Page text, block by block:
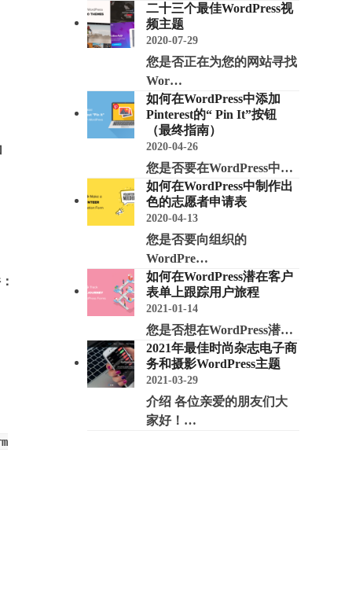
二十三个最佳WordPress视
频主题
2020-07-29
您是否正在为您的网站寻找
Wor…
如何在WordPress中添加
Pinterest的“ Pin It”按钮
（最终指南）
2020-04-26
您是否要在WordPress中…
如何在WordPress中制作出
色的志愿者申请表
2020-04-13
您是否要向组织的
WordPre…
如何在WordPress潜在客户
表单上跟踪用户旅程
2021-01-14
您是否想在WordPress潜…
2021年最佳时尚杂志电子商
务和摄影WordPress主题
2021-03-29
介绍 各位亲爱的朋友们大
家好！…